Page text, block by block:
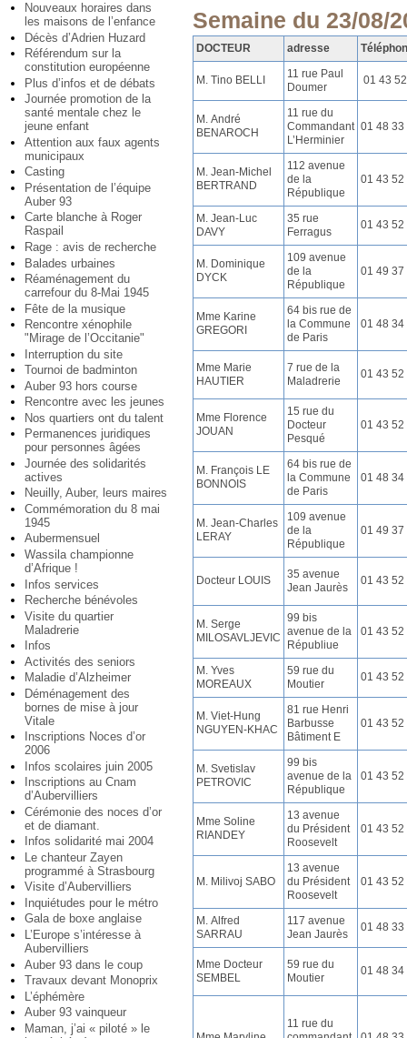
Nouveaux horaires dans
les maisons de l’enfance
Décès d’Adrien Huzard
Référendum sur la
constitution européenne
Plus d’infos et de débats
Journée promotion de la
santé mentale chez le
jeune enfant
Attention aux faux agents
municipaux
Casting
Présentation de l’équipe
Auber 93
Carte blanche à Roger
Raspail
Rage : avis de recherche
Balades urbaines
Réaménagement du
carrefour du 8-Mai 1945
Fête de la musique
Rencontre xénophile
"Mirage de l’Occitanie"
Interruption du site
Tournoi de badminton
Auber 93 hors course
Rencontre avec les jeunes
Nos quartiers ont du talent
Permanences juridiques
pour personnes âgées
Journée des solidarités
actives
Neuilly, Auber, leurs maires
Commémoration du 8 mai
1945
Aubermensuel
Wassila championne
d’Afrique !
Infos services
Recherche bénévoles
Visite du quartier
Maladrerie
Infos
Activités des seniors
Maladie d’Alzheimer
Déménagement des
bornes de mise à jour
Vitale
Inscriptions Noces d’or
2006
Infos scolaires juin 2005
Inscriptions au Cnam
d’Aubervilliers
Cérémonie des noces d’or
et de diamant.
Infos solidarité mai 2004
Le chanteur Zayen
programmé à Strasbourg
Visite d’Aubervilliers
Inquiétudes pour le métro
Gala de boxe anglaise
L’Europe s’intéresse à
Aubervilliers
Auber 93 dans le coup
Travaux devant Monoprix
L’éphémère
Auber 93 vainqueur
Maman, j’ai « piloté » le
Semaine du 23/08/
DOCTEUR adresse
M. Tino BELLI
11 rue Paul
Doumer
01 43
M. André
BENAROCH
11 rue du
Commandant
L’Herminier
01 48 33
M. Jean-Michel
BERTRAND
112 avenue
de la
République
01 43 52
M. Jean-Luc
DAVY
35 rue
Ferragus
01 43 52
M. Dominique
DYCK
109 avenue
de la
République
01 49 37
Mme Karine
GREGORI
64 bis rue de
la Commune
de Paris
01 48 34
Mme Marie
HAUTIER
7 rue de la
Maladrerie
01 43 52
Mme Florence
JOUAN
15 rue du
Docteur
Pesqué
01 43 52
M. François LE
BONNOIS
64 bis rue de
la Commune
de Paris
01 48 34
M. Jean-Charles
LERAY
109 avenue
de la
République
01 49 37
Docteur LOUIS
35 avenue
Jean Jaurès
01 43 52
M. Serge
MILOSAVLJEVIC
99 bis
avenue de la
Républiue
01 43 52
M. Yves
MOREAUX
59 rue du
Moutier
01 43 52
M. Viet-Hung
NGUYEN-KHAC
81 rue Henri
Barbusse
Bâtiment E
01 43 52
M. Svetislav
PETROVIC
99 bis
avenue de la
République
01 43 52
Mme Soline
RIANDEY
13 avenue
du Président
Roosevelt
01 43 52
M. Milivoj SABO
13 avenue
du Président
Roosevelt
01 43 52
M. Alfred
SARRAU
117 avenue
Jean Jaurès
01 48 33
Mme Docteur
SEMBEL
59 rue du
Moutier
01 48 34
11 rue du